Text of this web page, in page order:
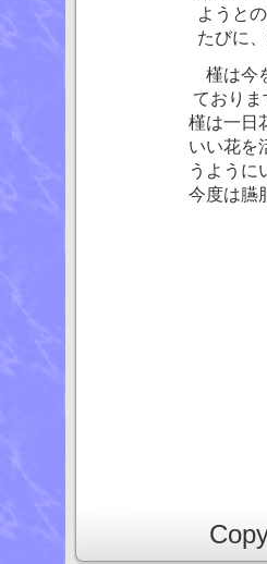
ようとの生命
たびに、清々
槿は今を盛り
ております
槿は一日花で
いい花を活け
うようにいき
今度は臙脂色